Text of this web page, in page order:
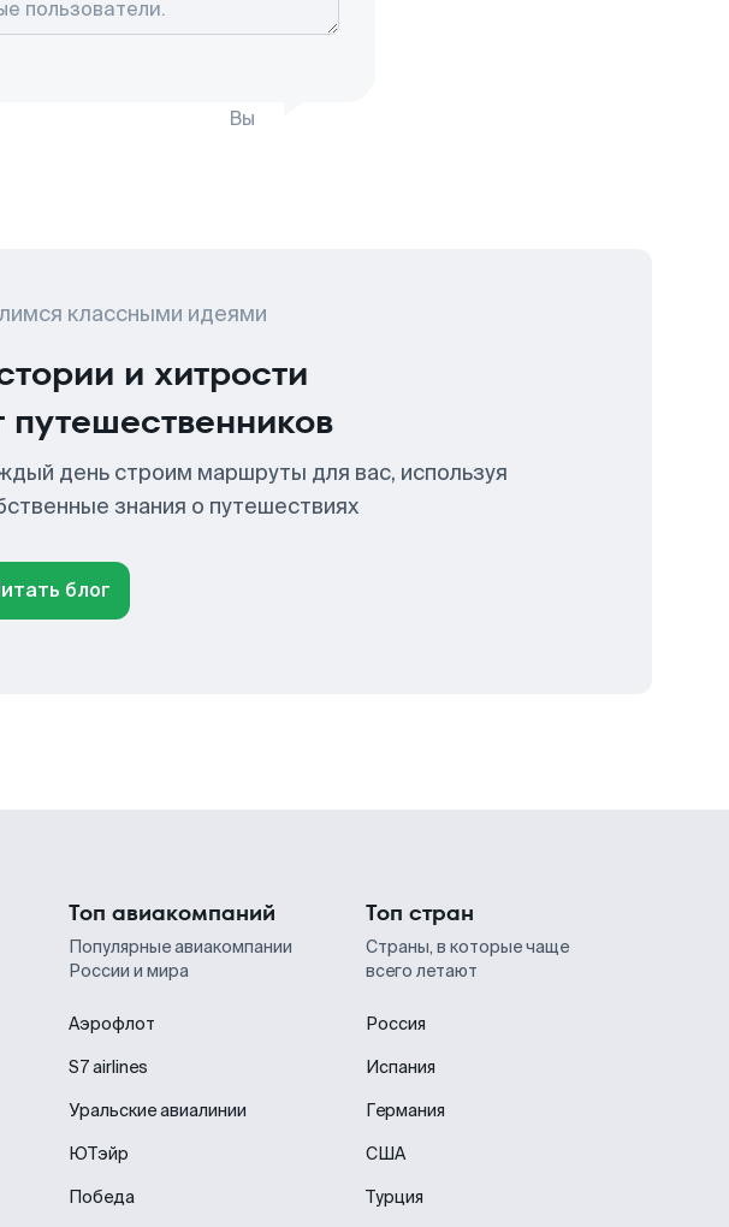
Вы
классными идеями
и хитрости
путешественников
день строим маршруты для вас, используя
знания о путешествиях
блог
Топ авиакомпаний
Популярные авиакомпании
России и мира
Аэрофлот
S7 airlines
Уральские авиалинии
ЮТэйр
Победа
Топ стран
Страны, в которые чаще
всего летают
Россия
Испания
Германия
США
Турция